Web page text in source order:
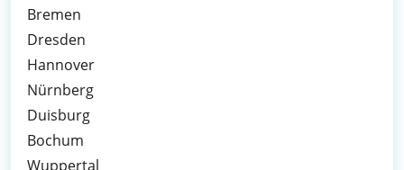
Bremen
Dresden
Hannover
Nürnberg
Duisburg
Bochum
Wuppertal